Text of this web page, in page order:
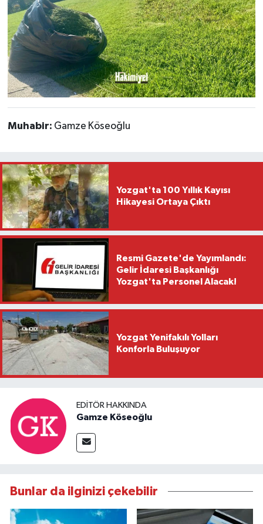
Muhabir: Gamze Köseoğlu
Yozgat'ta 100 Yıllık Kayısı
Hikayesi Ortaya Çıktı
Resmi Gazete'de Yayımlandı:
Gelir İdaresi Başkanlığı
Yozgat'ta Personel Alacak!
Yozgat Yenifakılı Yolları
Konforla Buluşuyor
EDITÖR HAKKINDA
Gamze Köseoğlu
Bunlar da ilginizi çekebilir